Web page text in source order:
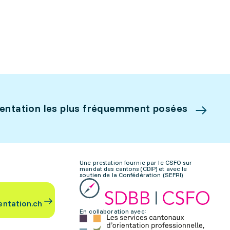
les plus fréquemment posées
Une prestation fournie par le CSFO sur
mandat des cantons (CDIP) et avec le
soutien de la Confédération (SEFRI)
En collaboration avec: